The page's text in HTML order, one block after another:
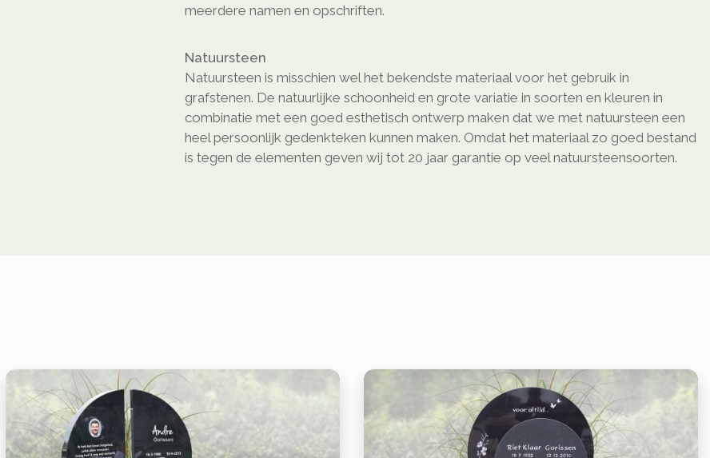
meerdere namen en opschriften.
Natuursteen
Natuursteen is misschien wel het bekendste materiaal voor het gebruik in
grafstenen. De natuurlijke schoonheid en grote variatie in soorten en kleuren in
combinatie met een goed esthetisch ontwerp maken dat we met natuursteen een
heel persoonlijk gedenkteken kunnen maken. Omdat het materiaal zo goed bestand
is tegen de elementen geven wij tot 20 jaar garantie op veel natuursteensoorten.